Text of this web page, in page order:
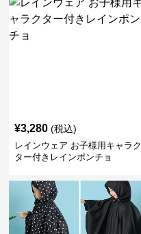
¥3,280 (税込)
レインウェア お子様用キャラク
ター付きレインポンチョ